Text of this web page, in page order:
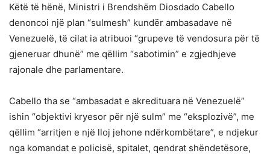
Këtë të hënë, Ministri i Brendshëm Diosdado Cabello
denoncoi një plan “sulmesh” kundër ambasadave në
Venezuelë, të cilat ia atribuoi “grupeve të vendosura për të
gjeneruar dhunë” me qëllim “sabotimin” e zgjedhjeve
rajonale dhe parlamentare.
Cabello tha se “ambasadat e akredituara në Venezuelë”
ishin “objektivi kryesor për një sulm” me “eksplozivë”, me
qëllim “arritjen e një lloj jehone ndërkombëtare”, e ndjekur
nga komandat e policisë, spitalet, qendrat shëndetësore,